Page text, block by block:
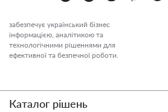
забезпечує український бізнес
інформацією, аналітикою та
технологічними рішеннями для
ефективної та безпечної роботи.
Каталог рішень